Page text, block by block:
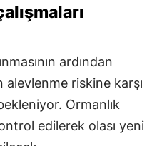
ardından
riskine karşı
Ormanlık
edilerek olası yeni